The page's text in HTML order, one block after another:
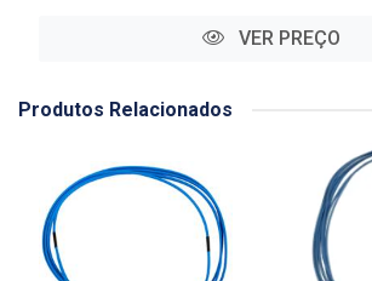
VER PREÇO
Produtos Relacionados